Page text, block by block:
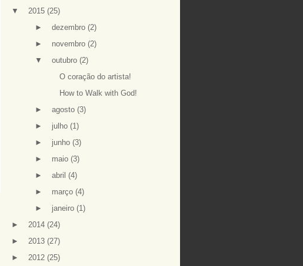
▼
2015 (25)
►
dezembro(2)
►
novembro(2)
▼
outubro(2)
O coração do artista!
How to Walk with God!
►
agosto(3)
►
julho(1)
►
junho(3)
►
maio(3)
►
abril(4)
►
março(4)
►
janeiro(1)
►
2014 (24)
►
2013 (27)
►
2012 (25)